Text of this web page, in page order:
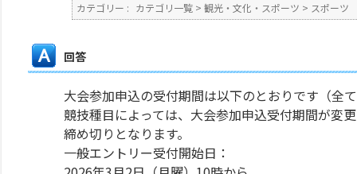
カテゴリー : カテゴリ一覧 > 観光・文化・スポーツ > スポーツ
回答
大会参加申込の受付期間は以下のとおりです（全
競技種目によっては、大会参加申込受付期間が変
締め切りとなります。
一般エントリー受付開始日：